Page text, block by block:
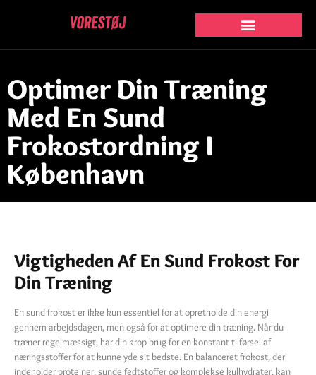
Optimer Din Træning
Med En Sund
Frokostordning I
København
Vigtigheden Af En Sund Frokost For
Din Træning
En sund frokost er ikke kun essentiel for at opretholde din energi
gennem arbejdsdagen, men også for at optimere din træning. Når du
træner regelmæssigt, har din krop brug for en konstant tilførsel af
næringsstoffer for at kunne yde sit bedste. En balanceret frokost, der
indeholder proteiner, sunde fedtstoffer og komplekse kulhydrater, kan